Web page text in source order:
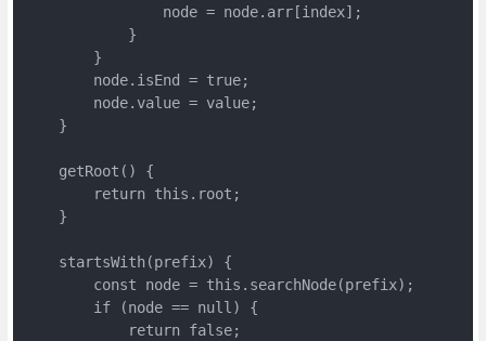
                node = node.arr[index];
            }
        }
        node.isEnd = true;
        node.value = value;
    }
    getRoot() {
        return this.root;
    }
    startsWith(prefix) {
        const node = this.searchNode(prefix);
        if (node == null) {
            return false;